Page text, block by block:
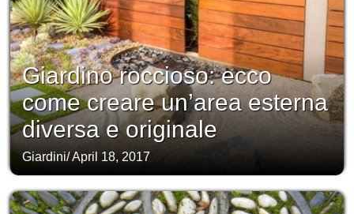
Giardino roccioso: ecco
come creare un’area esterna
diversa e originale
Giardini/April 18, 2017